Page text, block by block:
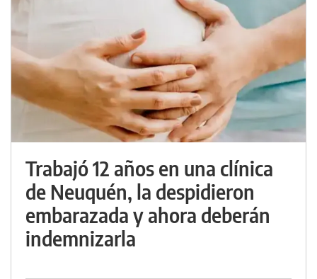
Trabajó 12 años en una clínica
de Neuquén, la despidieron
embarazada y ahora deberán
indemnizarla